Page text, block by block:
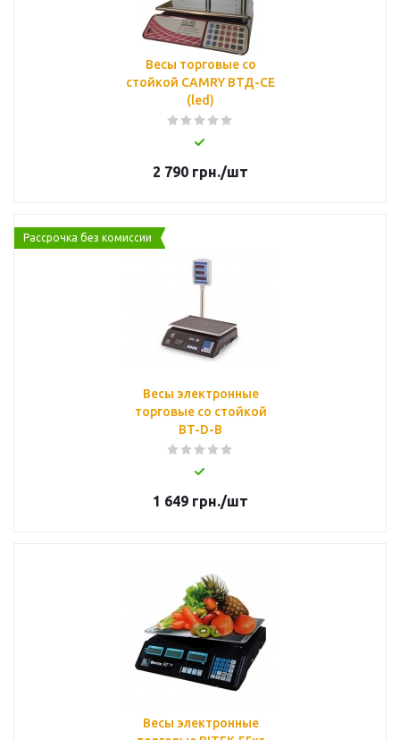
Весы торговые со
стойкой CAMRY ВТД-CЕ
(led)
2 790 грн./шт
Рассрочка без комиссии
Весы электронные
торговые со стойкой
BT-D-B
1 649 грн./шт
Весы электронные